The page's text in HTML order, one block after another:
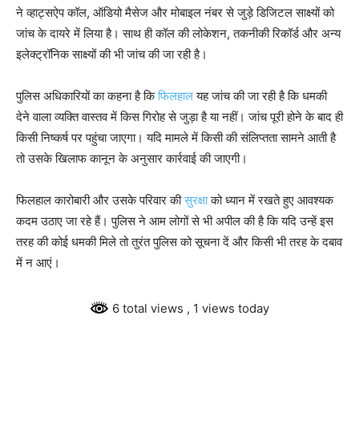
ने व्हाट्सऐप कॉल, ऑडियो मैसेज और मोबाइल नंबर से जुड़े डिजिटल साक्ष्यों को
जांच के दायरे में लिया है। साथ ही कॉल की लोकेशन, तकनीकी रिकॉर्ड और अन्य
इलेक्ट्रॉनिक साक्ष्यों की भी जांच की जा रही है।
पुलिस अधिकारियों का कहना है किफिलहालयह जांच की जा रही है कि धमकी
देने वाला व्यक्ति वास्तव में किस गिरोह से जुड़ा है या नहीं। जांच पूरी होने के बाद ही
किसी निष्कर्ष पर पहुंचा जाएगा। यदि मामले में किसी की संलिप्तता सामने आती है
तो उसके खिलाफ कानून के अनुसार कार्रवाई की जाएगी।
फिलहाल कारोबारी और उसके परिवार कीसुरक्षाको ध्यान में रखते हुए आवश्यक
कदम उठाए जा रहे हैं। पुलिस ने आम लोगों से भी अपील की है कि यदि उन्हें इस
तरह की कोई धमकी मिले तो तुरंत पुलिस को सूचना दें और किसी भी तरह के दबाव
में न आएं।
6 total views , 1 views today